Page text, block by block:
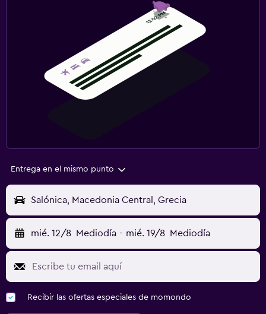
Entrega en el mismo punto
Salónica, Macedonia Central, Grecia
mié. 12/8 Mediodía - mié. 19/8 Mediodía
Recibir las ofertas especiales de momondo